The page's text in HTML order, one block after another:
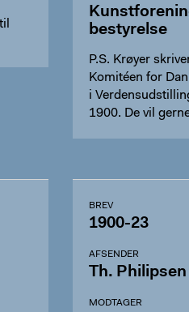
bestyrelse
P.S. Krøyer
Komitéen for
i
1900. De vil
BREV
1900-23
AFSENDER
Th. Philipsen
MODTAGER